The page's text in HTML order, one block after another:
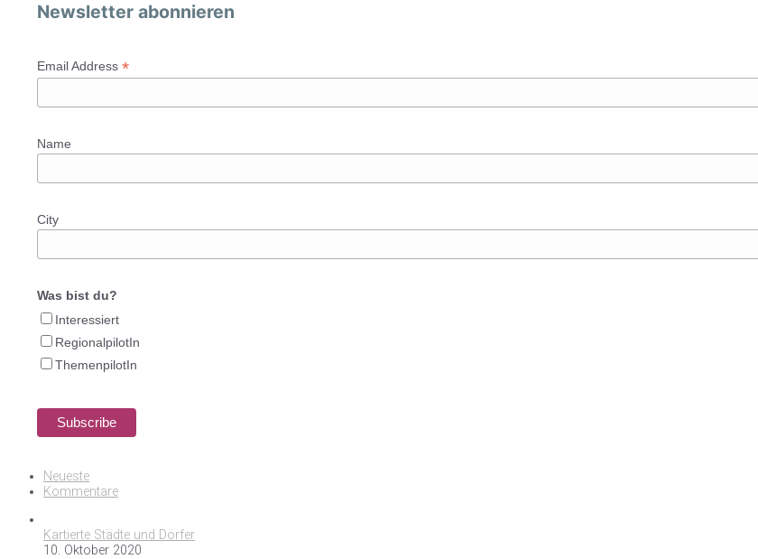
Newsletter abonnieren
Email Address *
Name
City
Was bist du?
Interessiert
RegionalpilotIn
ThemenpilotIn
Neueste
Kommentare
Kartierte Städte und Dörfer
10. Oktober 2020